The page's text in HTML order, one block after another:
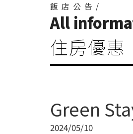
飯店公告/
All
住房優惠
Green
2024/05/10